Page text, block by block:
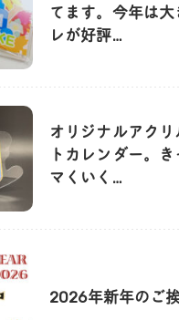
てます。今年は大
レが好評…
オリジナルアクリ
トカレンダー。
マくいく…
2026年新年のご